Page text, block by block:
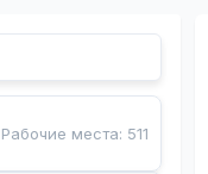
Рабочие места: 511